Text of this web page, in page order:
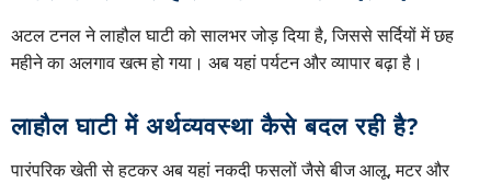
अटल टनल ने लाहौल घाटी को सालभर जोड़ दिया है, जिससे सर्दियों में छह
महीने का अलगाव खत्म हो गया। अब यहां पर्यटन और व्यापार बढ़ा है।
लाहौल घाटी में अर्थव्यवस्था कैसे बदल रही है?
पारंपरिक खेती से हटकर अब यहां नकदी फसलों जैसे बीज आलू, मटर और